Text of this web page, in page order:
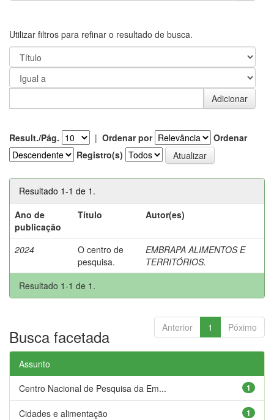
Utilizar filtros para refinar o resultado de busca.
Result./Pág. | Ordenar por
Ordenar
Registro(s)
Resultado 1-1 de 1.
Ano de
publicação
Título Autor(es)
2024
O centro de
pesquisa.
EMBRAPA ALIMENTOS E
TERRITÓRIOS.
Resultado 1-1 de 1.
Anterior 1 Póximo
Busca facetada
Assunto
1
Centro Nacional de Pesquisa da Em...
1
Cidades e alimentação